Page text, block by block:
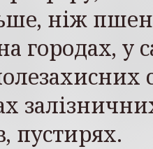
ніж
городах, у
пустирях.